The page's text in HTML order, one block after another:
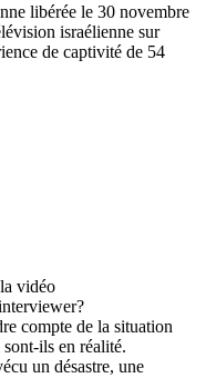
libérée le 30 novembre
israélienne sur
de captivité de 54
vidéo
compte de la situation
ils en réalité.
un désastre, une